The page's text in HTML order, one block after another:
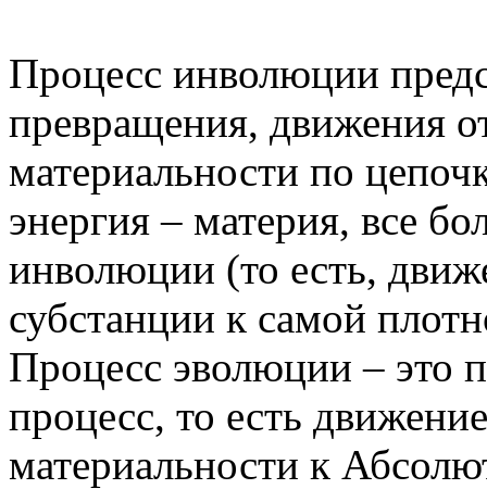
Процесс инволюции
превращения, движения
материальности по
энергия – материя, все
инволюции (то есть,
субстанции к самой
Процесс эволюции – это
процесс, то есть
материальности к